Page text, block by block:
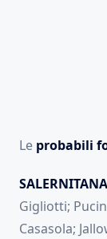
Le probabili
SALERNITANA
Gigliotti;
Casasola;